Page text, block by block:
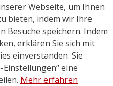
Webseite, um Ihnen
bieten, indem wir Ihre
Besuche speichern. Indem
erklären Sie sich mit
einverstanden. Sie
eine
Mehr erfahren